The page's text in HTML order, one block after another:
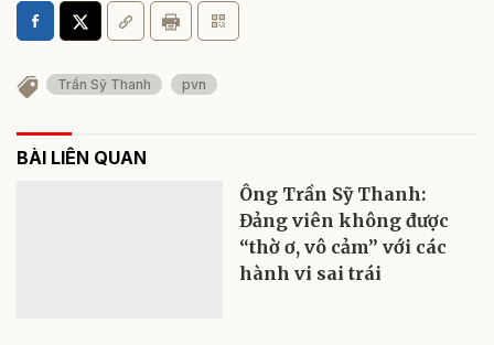
Trần Sỹ Thanh pvn
BÀI LIÊN QUAN
Ông Trần Sỹ Thanh:
Đảng viên không được
“thờ ơ, vô cảm” với các
hành vi sai trái